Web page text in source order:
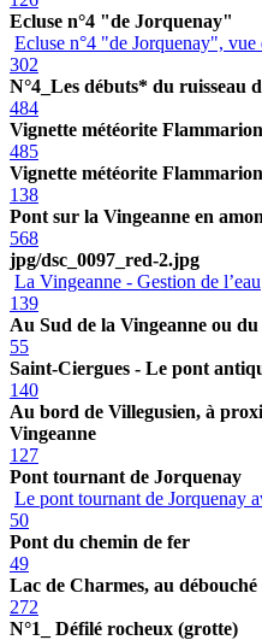
Ecluse n°4 "de Jorquenay"
Ecluse n°4 "de Jorquenay", vue
302
N°4_Les débuts* du ruisseau
484
Vignette météorite
485
Vignette météorite
138
Pont sur la Vingeanne en
568
jpg/dsc_0097_red-2.jpg
La Vingeanne - Gestion de l’eau
139
Au Sud de la Vingeanne ou
55
Saint-Ciergues - Le pont
140
Au bord de Villegusien, à
Vingeanne
127
Pont tournant de Jorquenay
Le pont tournant de Jorquenay
50
Pont du chemin de fer
49
Lac de Charmes, au
272
N°1_ Défilé rocheux (grotte)